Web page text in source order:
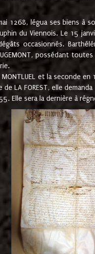
1268, légua ses biens à
du Viennois. Le 15
occasionnés.
possédant
et la seconde
LA FOREST, elle
Elle sera la dernière à